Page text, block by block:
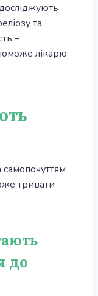
та
–
лікарю
самопочуттям
тривати
до